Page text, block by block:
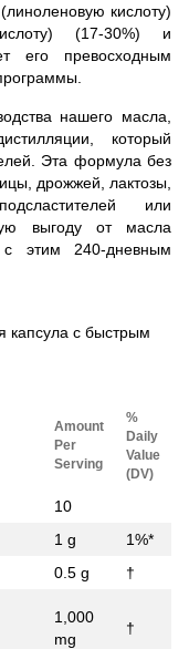
кислоту)
(17-30%) и
его превосходным
нашего масла,
который
Эта формула без
дрожжей, лактозы,
или
выгоду от масла
с этим 240-дневным
капсула с быстрым
Amount
Per
Serving
%
Daily
Value
(DV)
10
1 g
1%*
0.5 g
†
1,000
mg
†